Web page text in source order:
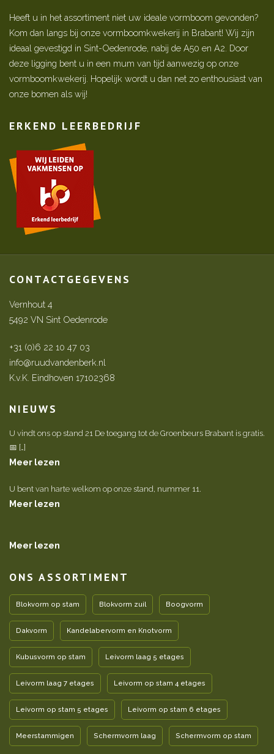
Heeft u in het assortiment niet uw ideale vormboom gevonden?
Kom dan langs bij onze vormboomkwekerij in Brabant! Wij zijn
ideaal gevestigd in Sint-Oedenrode, nabij de A50 en A2. Door
deze ligging bent u in een mum van tijd aanwezig op onze
vormboomkwekerij. Hopelijk wordt u dan net zo enthousiast van
onze bomen als wij!
ERKEND LEERBEDRIJF
CONTACTGEGEVENS
Vernhout 4
5492 VN Sint Oedenrode
+31 (0)6 22 10 47 03
info@ruudvandenberk.nl
K.v.K. Eindhoven 17102368
NIEUWS
U vindt ons op stand 21 De toegang tot de Groenbeurs Brabant is gratis.
📅 […]
Meer lezen
U bent van harte welkom op onze stand, nummer 11.
Meer lezen
Meer lezen
ONS ASSORTIMENT
Blokvorm op stam Blokvorm zuil Boogvorm
Dakvorm Kandelabervorm en Knotvorm
Kubusvorm op stam Leivorm laag 5 etages
Leivorm laag 7 etages Leivorm op stam 4 etages
Leivorm op stam 5 etages Leivorm op stam 6 etages
Meerstammigen Schermvorm laag Schermvorm op stam